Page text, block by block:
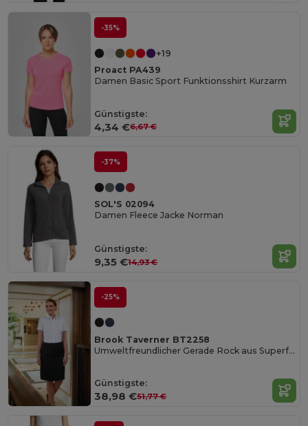
-35%
+19
Proact PA439
Damen Basic Sport Funktionsshirt Kurzarm
Günstigste:
4,34 €6,67 €
-37%
SOL'S 02094
Damen Fleece Jacke Norman
Günstigste:
9,35 €14,93 €
-25%
Brook Taverner BT2258
Umweltfreundlicher Gerade Rock aus Superfeinem Polyester
Günstigste:
38,98 €51,77 €